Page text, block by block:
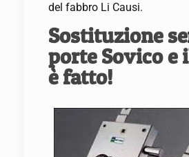
del fabbro Li Causi.
Sostituzione
porte Sovico e
è fatto!